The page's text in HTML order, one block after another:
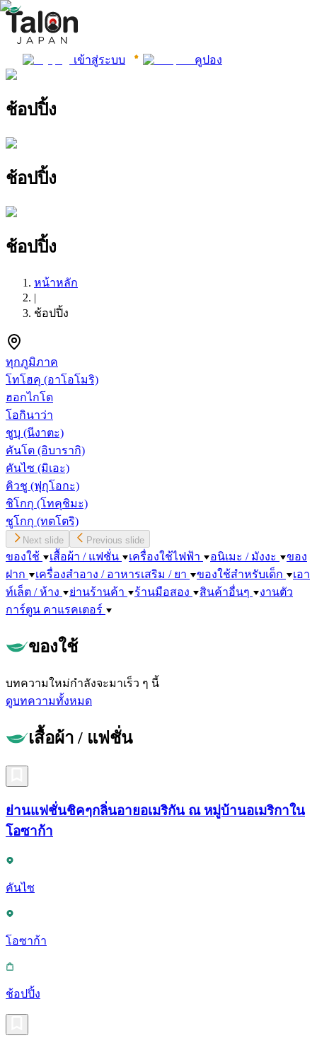
เข้าสู่ระบบ คูปอง
ช้อปปิ้ง
ช้อปปิ้ง
ช้อปปิ้ง
หน้าหลัก
|
ช้อปปิ้ง
ทุกภูมิภาค
โทโฮคุ (อาโอโมริ)
ฮอกไกโด
โอกินาว่า
ชูบุ (นีงาตะ)
คันโต (อิบารากิ)
คันไซ (มิเอะ)
คิวชู (ฟุกุโอกะ)
ชิโกกุ (โทคุชิมะ)
ชูโกกุ (ทตโตริ)
Next slide Previous slide
ของใช้ เสื้อผ้า / แฟชั่น เครื่องใช้ไฟฟ้า อนิเมะ / มังงะ
ของ
ฝาก
เครื่องสำอาง / อาหารเสริม / ยา ของใช้สำหรับเด็ก
เอา
ท์เล็ต / ห้าง
ย่านร้านค้า ร้านมือสอง สินค้าอื่นๆ
งานตัว
การ์ตูน คาแรคเตอร์
ของใช้
บทความใหม่กำลังจะมาเร็ว ๆ นี้
ดูบทความทั้งหมด
เสื้อผ้า / แฟชั่น
ย่านแฟชั่นชิคๆกลิ่นอายอเมริกัน ณ หมู่บ้านอเมริกาใน
โอซาก้า
คันไซ
โอซาก้า
ช้อปปิ้ง